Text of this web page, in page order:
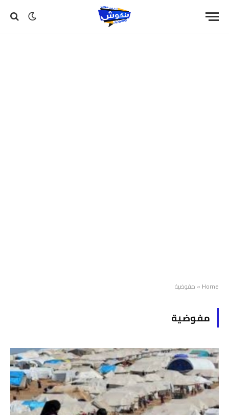
Home
» مفوضية
مفوضية